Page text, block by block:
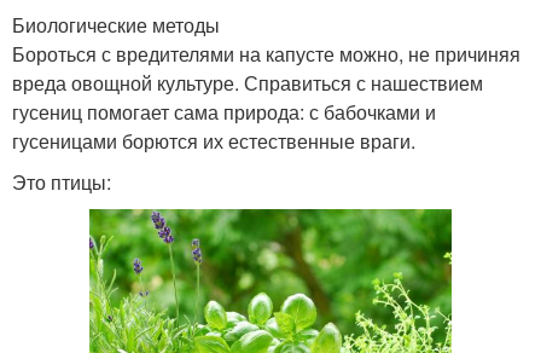
Биологические методы
Бороться с вредителями на капусте можно, не причиняя
вреда овощной культуре. Справиться с нашествием
гусениц помогает сама природа: с бабочками и
гусеницами борются их естественные враги.
Это птицы: